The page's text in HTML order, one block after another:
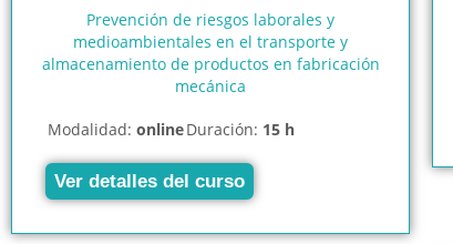
Prevención de riesgos laborales y
medioambientales en el transporte y
almacenamiento de productos en fabricación
mecánica
Modalidad: onlineDuración: 15 h
Ver detalles del curso